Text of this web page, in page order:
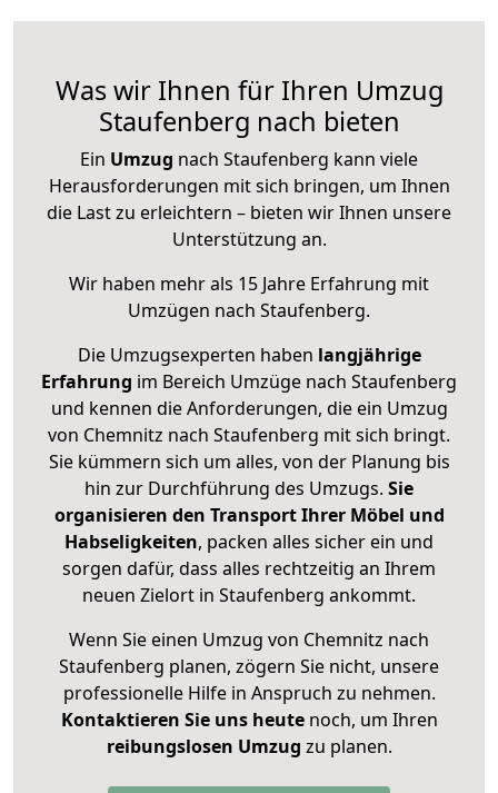
Was wir Ihnen für Ihren Umzug
Staufenberg nach bieten
Ein Umzug nach Staufenberg kann viele
Herausforderungen mit sich bringen, um Ihnen
die Last zu erleichtern – bieten wir Ihnen unsere
Unterstützung an.
Wir haben mehr als 15 Jahre Erfahrung mit
Umzügen nach Staufenberg.
Die Umzugsexperten haben langjährige
Erfahrung im Bereich Umzüge nach Staufenberg
und kennen die Anforderungen, die ein Umzug
von Chemnitz nach Staufenberg mit sich bringt.
Sie kümmern sich um alles, von der Planung bis
hin zur Durchführung des Umzugs. Sie
organisieren den Transport Ihrer Möbel und
Habseligkeiten, packen alles sicher ein und
sorgen dafür, dass alles rechtzeitig an Ihrem
neuen Zielort in Staufenberg ankommt.
Wenn Sie einen Umzug von Chemnitz nach
Staufenberg planen, zögern Sie nicht, unsere
professionelle Hilfe in Anspruch zu nehmen.
Kontaktieren Sie uns heutenoch, um Ihren
reibungslosen Umzug zu planen.